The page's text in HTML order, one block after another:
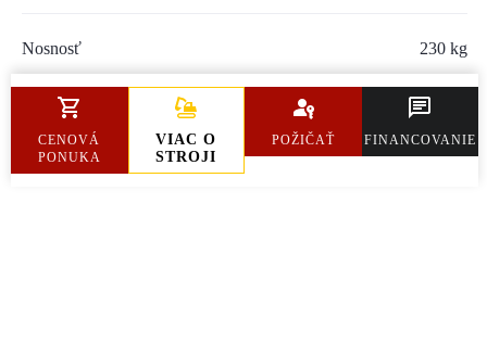
KONTAKTY
Nosnosť 230 kg
Hmotnosť 2 135 kg
CENOVÁ
PONUKA
VIAC O
STROJI
POŽIČAŤ FINANCOVANIE